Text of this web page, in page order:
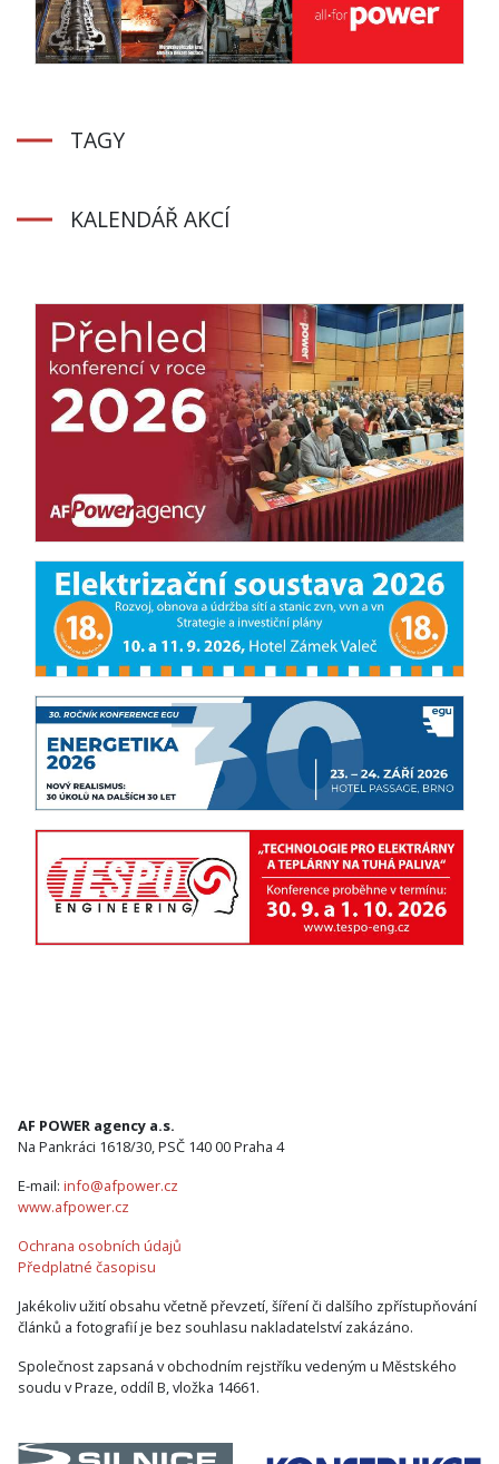
TAGY
KALENDÁŘ AKCÍ
AF POWER agency a.s.
Na Pankráci 1618/30, PSČ 140 00 Praha 4
E-mail: info@afpower.cz
www.afpower.cz
Ochrana osobních údajů
Předplatné časopisu
Jakékoliv užití obsahu včetně převzetí, šíření či dalšího zpřístupňování
článků a fotografií je bez souhlasu nakladatelství zakázáno.
Společnost zapsaná v obchodním rejstříku vedeným u Městského
soudu v Praze, oddíl B, vložka 14661.